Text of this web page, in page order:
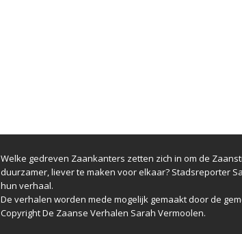
Welke gedreven Zaankanters zetten zich in om de
duurzamer, liever te maken voor elkaar? Stadsreporter
hun verhaal.
De verhalen worden mede mogelijk gemaakt door de
Copyright De Zaanse Verhalen Sarah Vermoolen.